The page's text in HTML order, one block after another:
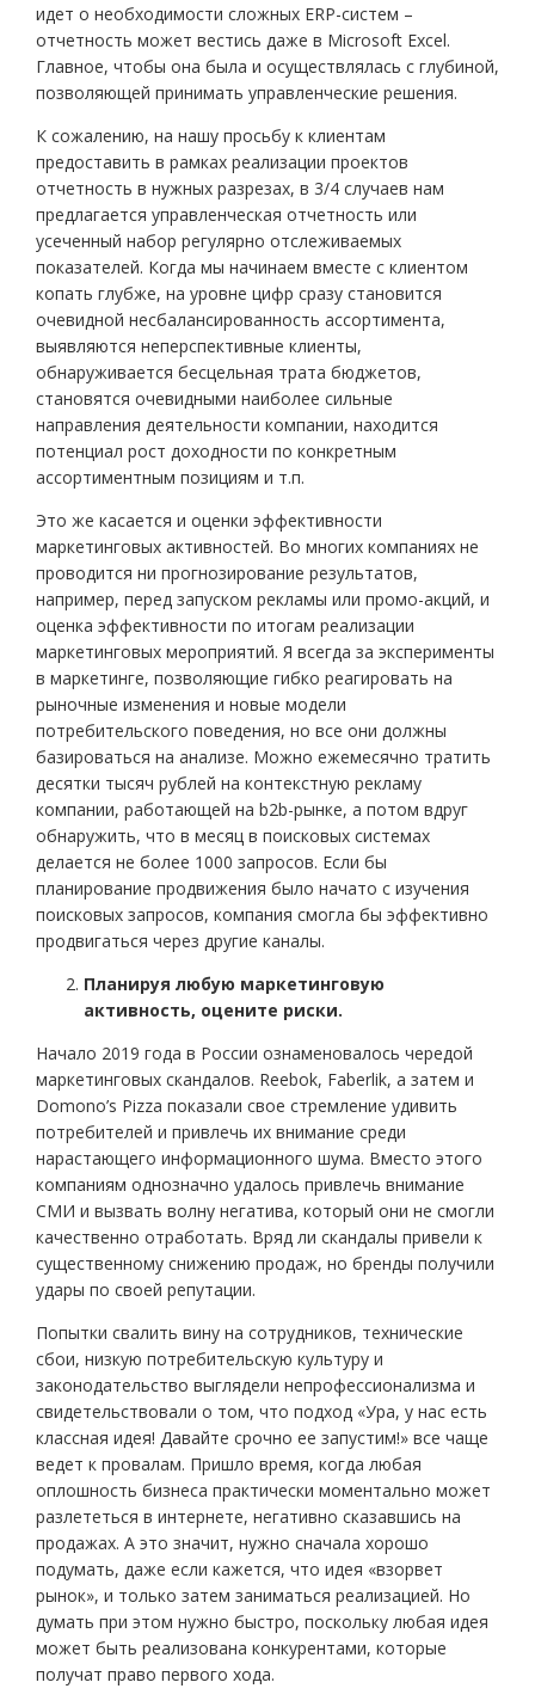
идет о необходимости сложных ERP-систем –
отчетность может вестись даже в Microsoft Excel.
Главное, чтобы она была и осуществлялась с глубиной,
позволяющей принимать управленческие решения.
К сожалению, на нашу просьбу к клиентам
предоставить в рамках реализации проектов
отчетность в нужных разрезах, в 3/4 случаев нам
предлагается управленческая отчетность или
усеченный набор регулярно отслеживаемых
показателей. Когда мы начинаем вместе с клиентом
копать глубже, на уровне цифр сразу становится
очевидной несбалансированность ассортимента,
выявляются неперспективные клиенты,
обнаруживается бесцельная трата бюджетов,
становятся очевидными наиболее сильные
направления деятельности компании, находится
потенциал рост доходности по конкретным
ассортиментным позициям и т.п.
Это же касается и оценки эффективности
маркетинговых активностей. Во многих компаниях не
проводится ни прогнозирование результатов,
например, перед запуском рекламы или промо-акций, и
оценка эффективности по итогам реализации
маркетинговых мероприятий. Я всегда за эксперименты
в маркетинге, позволяющие гибко реагировать на
рыночные изменения и новые модели
потребительского поведения, но все они должны
базироваться на анализе. Можно ежемесячно тратить
десятки тысяч рублей на контекстную рекламу
компании, работающей на b2b-рынке, а потом вдруг
обнаружить, что в месяц в поисковых системах
делается не более 1000 запросов. Если бы
планирование продвижения было начато с изучения
поисковых запросов, компания смогла бы эффективно
продвигаться через другие каналы.
Планируя любую маркетинговую
активность, оцените риски.
Начало 2019 года в России ознаменовалось чередой
маркетинговых скандалов. Reebok, Faberlik, а затем и
Domono’s Pizza показали свое стремление удивить
потребителей и привлечь их внимание среди
нарастающего информационного шума. Вместо этого
компаниям однозначно удалось привлечь внимание
СМИ и вызвать волну негатива, который они не смогли
качественно отработать. Вряд ли скандалы привели к
существенному снижению продаж, но бренды получили
удары по своей репутации.
Попытки свалить вину на сотрудников, технические
сбои, низкую потребительскую культуру и
законодательство выглядели непрофессионализма и
свидетельствовали о том, что подход «Ура, у нас есть
классная идея! Давайте срочно ее запустим!» все чаще
ведет к провалам. Пришло время, когда любая
оплошность бизнеса практически моментально может
разлететься в интернете, негативно сказавшись на
продажах. А это значит, нужно сначала хорошо
подумать, даже если кажется, что идея «взорвет
рынок», и только затем заниматься реализацией. Но
думать при этом нужно быстро, поскольку любая идея
может быть реализована конкурентами, которые
получат право первого хода.